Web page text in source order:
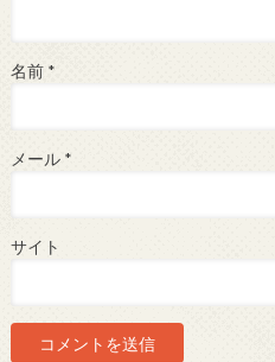
名前 *
メール *
サイト